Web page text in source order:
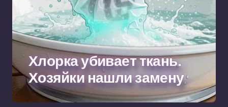
Хлорка убивает ткань.
Хозяйки нашли замену